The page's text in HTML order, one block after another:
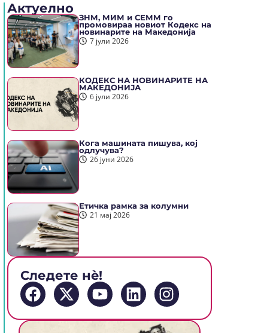
Актуелно
ЗНМ, МИМ и СЕММ го
промовираа новиот Кодекс на
новинарите на Македонија
7 јули 2026
КОДЕКС НА НОВИНАРИТЕ НА
МАКЕДОНИЈА
6 јули 2026
Кога машината пишува, кој
одлучува?
26 јуни 2026
Етичка рамка за колумни
21 мај 2026
Следете нè!